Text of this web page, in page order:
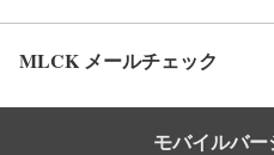
MLCK メールチェック
モバイルバ